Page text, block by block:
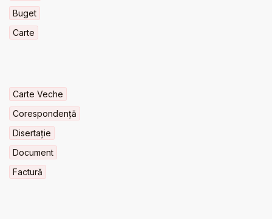
Buget
Carte
Carte Veche
Corespondență
Disertație
Document
Factură